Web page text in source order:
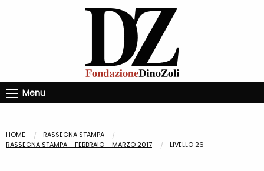
Menu
HOME
RASSEGNA STAMPA
RASSEGNA STAMPA – FEBBRAIO – MARZO 2017
LIVELLO 26